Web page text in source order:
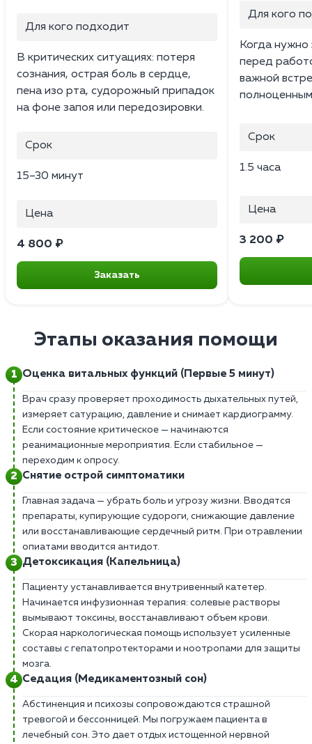
Для кого подходит
В критических ситуациях: потеря
сознания, острая боль в сердце,
пена изо рта, судорожный припадок
на фоне запоя или передозировки.
Срок
15–30 минут
Цена
4 800 ₽
Заказать
Для кого
Когда нужно
перед
важной
Срок
1.5 часа
Цена
3 200 ₽
Этапы оказания помощи
Оценка витальных функций (Первые 5 минут)
Врач сразу проверяет проходимость дыхательных путей,
измеряет сатурацию, давление и снимает кардиограмму.
Если состояние критическое — начинаются
реанимационные мероприятия. Если стабильное —
переходим к опросу.
Снятие острой симптоматики
Главная задача — убрать боль и угрозу жизни. Вводятся
препараты, купирующие судороги, снижающие давление
или восстанавливающие сердечный ритм. При отравлении
опиатами вводится антидот.
Детоксикация (Капельница)
Пациенту устанавливается внутривенный катетер.
Начинается инфузионная терапия: солевые растворы
вымывают токсины, восстанавливают объем крови.
Скорая наркологическая помощь использует усиленные
составы с гепатопротекторами и ноотропами для защиты
мозга.
Седация (Медикаментозный сон)
Абстиненция и психозы сопровождаются страшной
тревогой и бессонницей. Мы погружаем пациента в
лечебный сон. Это дает отдых истощенной нервной